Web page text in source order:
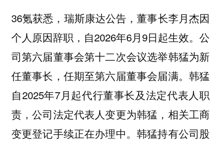
36氪获悉，瑞斯康达公告，董事长李月杰因
个人原因辞职，自2026年6月9日起生效。公
司第六届董事会第十二次会议选举韩猛为新
任董事长，任期至第六届董事会届满。韩猛
自2025年7月起代行董事长及法定代表人职
责，公司法定代表人变更为韩猛，相关工商
变更登记手续正在办理中。韩猛持有公司股